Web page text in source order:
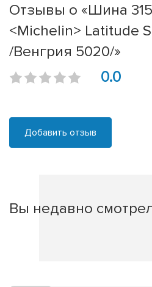
Отзывы о «Шина
<Michelin> Latitude
/Венгрия 5020/»
0.0
Добавить отзыв
Вы недавно